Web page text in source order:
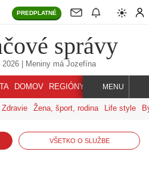
PREDPLATNÉ
správy
| Meniny má Jozefína
DOMOV REGIÓNY INDEX SVET
MENU
Zdravie Žena, šport, rodina Life style
VŠETKO O SLUŽBE